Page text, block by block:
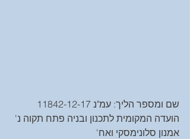
הועדה המקומית לתכנון ובניה פתח תקוה נ'
אמנון סלונימסקי ואח'